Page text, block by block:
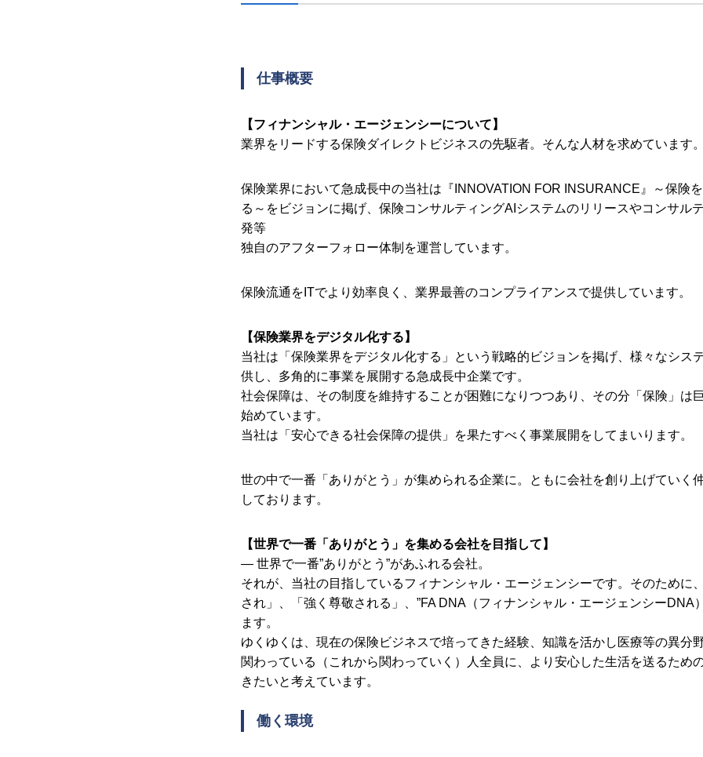
仕事概要
【フィナンシャル・エージェンシーについて】
業界をリードする保険ダイレクトビジネスの先駆者。そんな人材を求めています。
保険業界において急成長中の当社は『INNOVATION FOR INSURANCE』～保険
る～をビジョンに掲げ、保険コンサルティングAIシステムのリリースやコンサル
発等
独自のアフターフォロー体制を運営しています。
保険流通をITでより効率良く、業界最善のコンプライアンスで提供しています。
【保険業界をデジタル化する】
当社は「保険業界をデジタル化する」という戦略的ビジョンを掲げ、様々なシス
供し、多角的に事業を展開する急成長中企業です。
社会保障は、その制度を維持することが困難になりつつあり、その分「保険」は
始めています。
当社は「安心できる社会保障の提供」を果たすべく事業展開をしてまいります。
世の中で一番「ありがとう」が集められる企業に。ともに会社を創り上げていく
しております。
【世界で一番「ありがとう」を集める会社を目指して】
― 世界で一番”ありがとう”があふれる会社。
それが、当社の目指しているフィナンシャル・エージェンシーです。そのために
され」、「強く尊敬される」、”FA DNA（フィナンシャル・エージェンシーDNA
ます。
ゆくゆくは、現在の保険ビジネスで培ってきた経験、知識を活かし医療等の異分
関わっている（これから関わっていく）人全員に、より安心した生活を送るため
きたいと考えています。
働く環境